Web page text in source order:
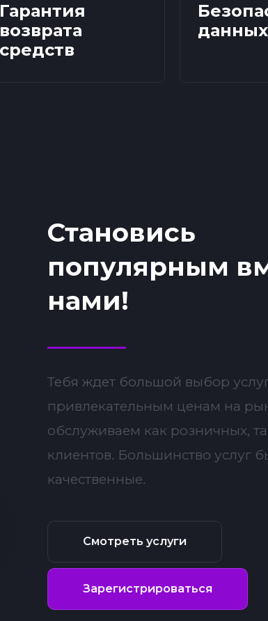
Гарантия
возврата
средств
данных
Становись
популярным
нами!
Тебя ждет большой выбор
привлекательным ценам на
обслуживаем как розничных,
клиентов. Большинство услуг
качественные.
Смотреть услуги
Зарегистрироваться